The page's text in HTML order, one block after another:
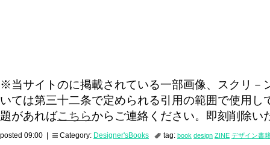
※当サイトのに掲載されている一部画像、スクリ－
いては第三十二条で定められる引用の範囲で使用し
題があればこちらからご連絡ください。即刻削除い
posted 09:00 | Category: Designer'sBooks tag: book design ZINE デザイン書